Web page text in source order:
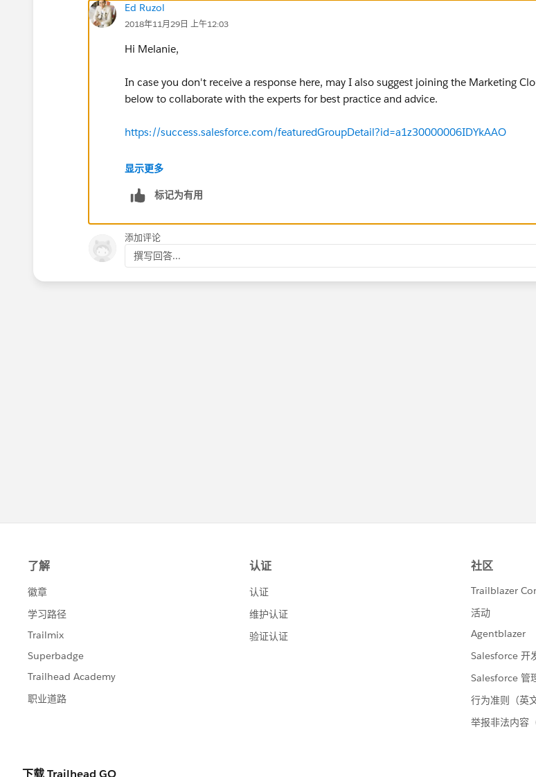
Ed Ruzol
2018年11月29日 上午12:03
Hi Melanie,
In case you don't receive a response here, may I also suggest joining the Marketing
below to collaborate with the experts for best practice and advice.
https://success.salesforce.com/featuredGroupDetail?id=a1z30000006IDYkAAO
Thanks!
显示更多
标记为有用
添加评论
撰写回答...